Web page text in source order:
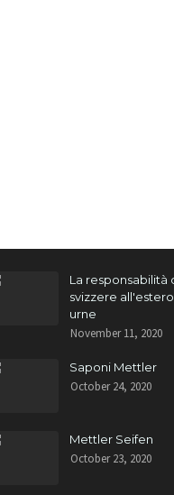
La responsabilità
svizzere
urne
November 11, 2020
Saponi Mettler
October 24, 2020
Mettler Seifen
October 23, 2020